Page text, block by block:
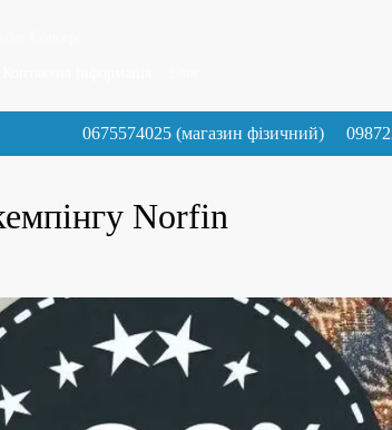
0675574025 (магазин фізичний)
Norfin